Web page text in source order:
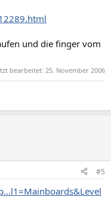
und die finger vom
bearbeitet: 25. November 2006
#5